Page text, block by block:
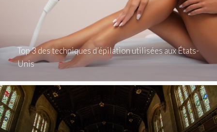
Top 3 des techniques d’épilation utilisées aux États-
Unis